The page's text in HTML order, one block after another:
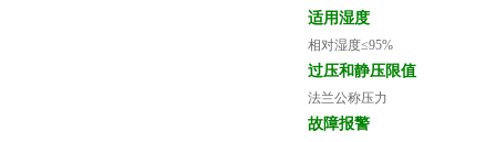
适用湿度
相对湿度≤95%
过压和静压限值
法兰公称压力
故障报警